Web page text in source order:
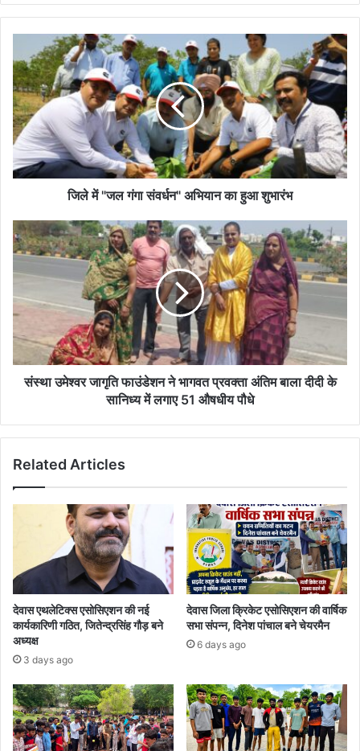
में
"जल
गंगा
संवर्धन"
अभियान
का
हुआ
शुभारंभ
जिले में "जल गंगा संवर्धन" अभियान का हुआ शुभारंभ
संस्था
उमेश्वर
फाउंडेशन
ने
भागवत
अंतिम
बाला
दीदी
51
संस्था उमेश्वर जागृति फाउंडेशन ने भागवत प्रवक्ता अंतिम बाला दीदी के
सानिध्य में लगाए 51 औषधीय पौधे
Related Articles
देवास एथलेटिक्स एसोसिएशन की नई
कार्यकारिणी गठित, जितेन्द्रसिंह गौड़ बने
अध्यक्ष
3 days ago
देवास जिला क्रिकेट एसोसिएशन की वार्षिक
सभा संपन्न, दिनेश पांचाल बने चेयरमैन
6 days ago